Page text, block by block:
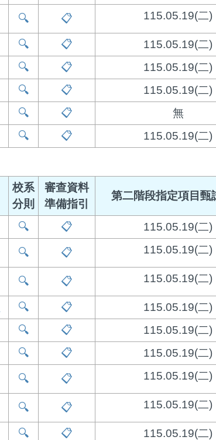
🔍 📋 115.05.19(二)
🔍 📋 115.05.19(二)
🔍 📋 115.05.19(二)
🔍 📋 115.05.19(二)
🔍 📋 無
🔍 📋 115.05.19(二)
校系
分則
審查資料
準備指引
第二階段指定項目甄
🔍 📋 115.05.19(二)
🔍 📋 115.05.19(二)
🔍 📋 115.05.19(二)
🔍 📋 115.05.19(二)
🔍 📋 115.05.19(二)
🔍 📋 115.05.19(二)
🔍 📋 115.05.19(二)
🔍 📋 115.05.19(二)
🔍 📋 115.05.19(二)